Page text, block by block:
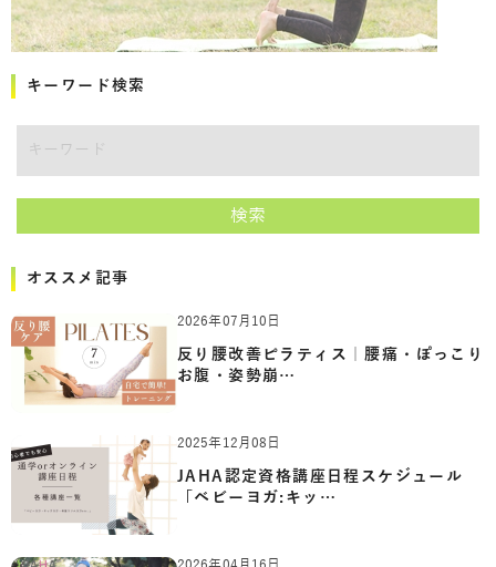
キーワード検索
検索
オススメ記事
2026年07月10日
反り腰改善ピラティス｜腰痛・ぽっこり
お腹・姿勢崩…
2025年12月08日
JAHA認定資格講座日程スケジュール
「ベビーヨガ:キッ…